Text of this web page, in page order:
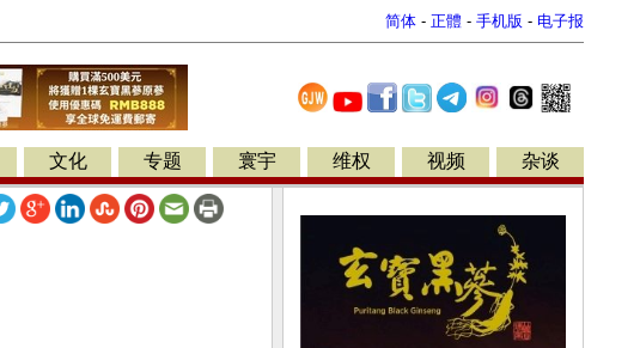
简体 - 正體 - 手机版 - 电子报
文化 专题 寰宇 维权 视频 杂谈